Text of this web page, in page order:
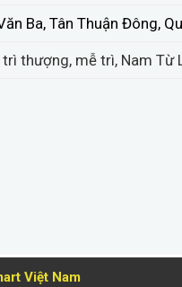
trung tâm mua sắm…
Ba, Tân Thuận Đông,
thượng, mễ trì, Nam Từ
Việt Nam